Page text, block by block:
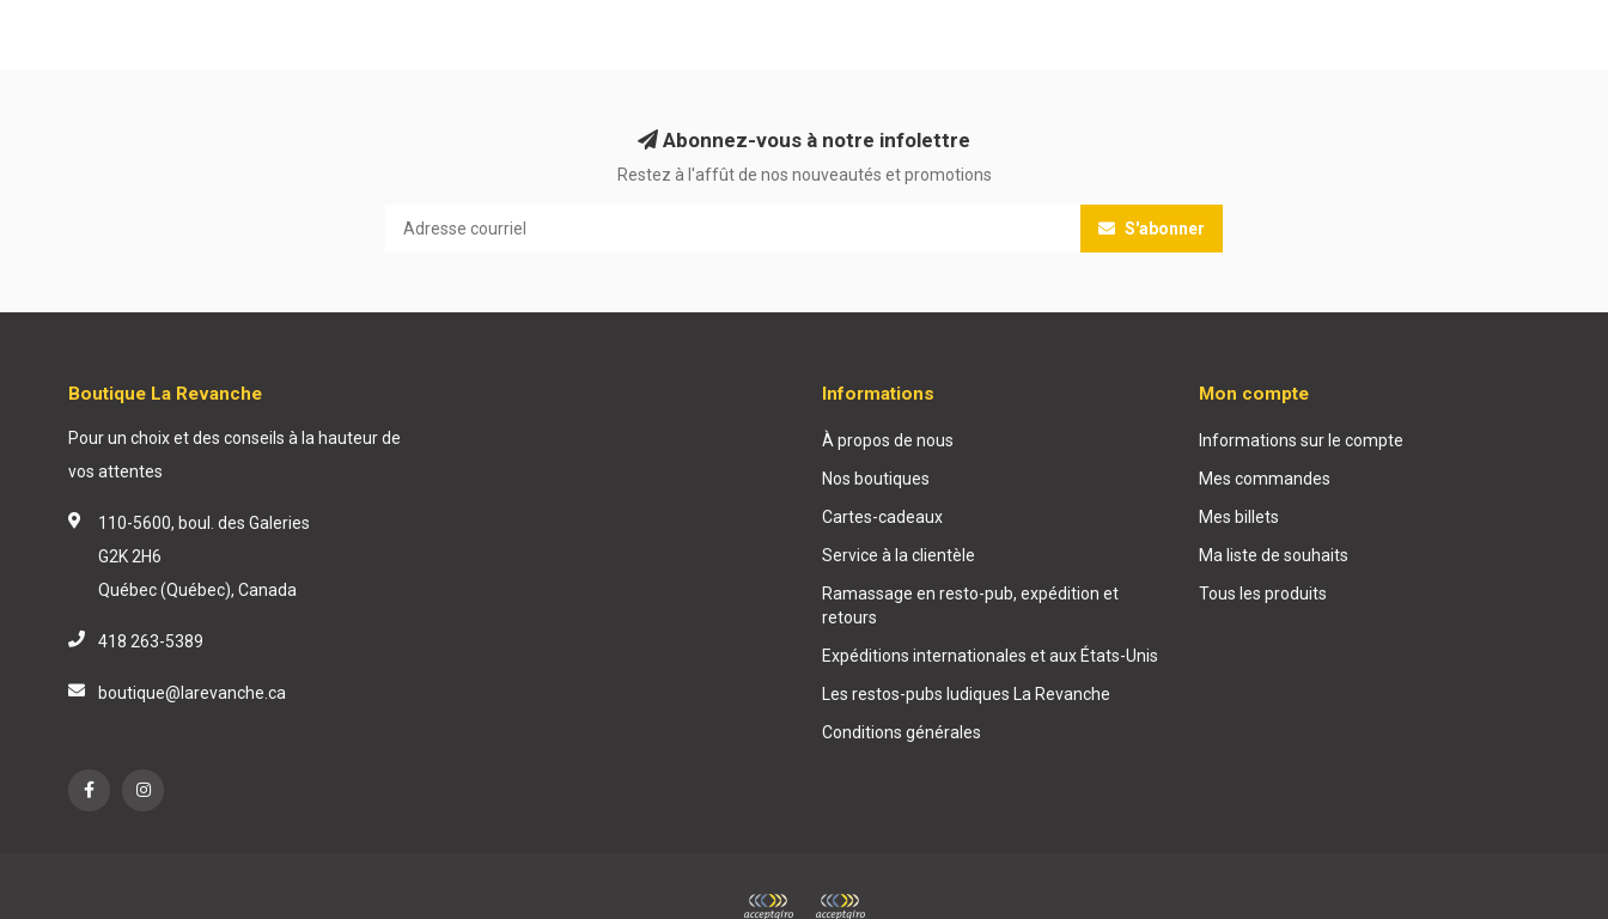
Abonnez-vous à notre infolettre
Restez à l'affût de nos nouveautés et promotions
S'abonner
Boutique La Revanche
Pour un choix et des conseils à la hauteur de
vos attentes
110-5600, boul. des Galeries
G2K 2H6
Québec (Québec), Canada
418 263-5389
boutique@larevanche.ca
Informations
À propos de nous
Nos boutiques
Cartes-cadeaux
Service à la clientèle
Ramassage en resto-pub, expédition et
retours
Expéditions internationales et aux États-Unis
Les restos-pubs ludiques La Revanche
Conditions générales
Mon compte
Informations sur le compte
Mes commandes
Mes billets
Ma liste de souhaits
Tous les produits